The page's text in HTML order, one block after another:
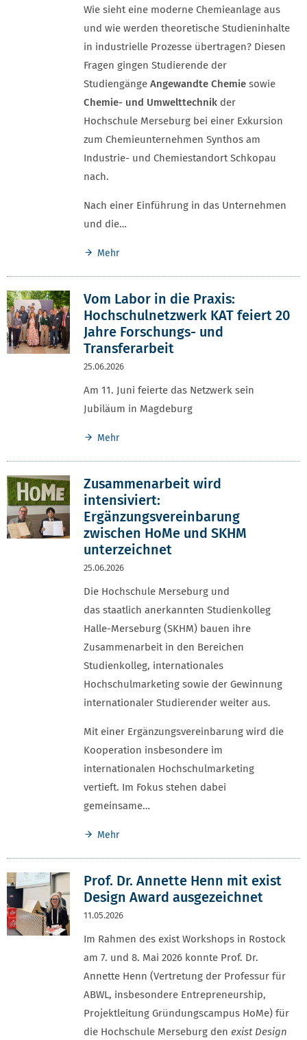
Wie sieht eine moderne Chemieanlage aus
und wie werden theoretische Studieninhalte
in industrielle Prozesse übertragen? Diesen
Fragen gingen Studierende der
Studiengänge Angewandte Chemie sowie
Chemie- und Umwelttechnik der
Hochschule Merseburg bei einer Exkursion
zum Chemieunternehmen Synthos am
Industrie- und Chemiestandort Schkopau
nach.
Nach einer Einführung in das Unternehmen
und die…
Mehr
Vom Labor in die Praxis:
Hochschulnetzwerk KAT feiert 20
Jahre Forschungs- und
Transferarbeit
25.06.2026
Am 11. Juni feierte das Netzwerk sein
Jubiläum in Magdeburg
Mehr
Zusammenarbeit wird
intensiviert:
Ergänzungsvereinbarung
zwischen HoMe und SKHM
unterzeichnet
25.06.2026
Die Hochschule Merseburg und
das staatlich anerkannten Studienkolleg
Halle-Merseburg (SKHM) bauen ihre
Zusammenarbeit in den Bereichen
Studienkolleg, internationales
Hochschulmarketing sowie der Gewinnung
internationaler Studierender weiter aus.
Mit einer Ergänzungsvereinbarung wird die
Kooperation insbesondere im
internationalen Hochschulmarketing
vertieft. Im Fokus stehen dabei
gemeinsame…
Mehr
Prof. Dr. Annette Henn mit exist
Design Award ausgezeichnet
11.05.2026
Im Rahmen des exist Workshops in Rostock
am 7. und 8. Mai 2026 konnte Prof. Dr.
Annette Henn (Vertretung der Professur für
ABWL, insbesondere Entrepreneurship,
Projektleitung Gründungscampus HoMe) für
die Hochschule Merseburg den exist Design